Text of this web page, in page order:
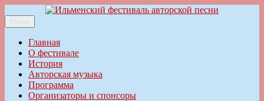
к
содержимому
Ильменский фестиваль авторской песни
Меню
Главная
О фестивале
История
Авторская музыка
Программа
Организаторы и спонсоры